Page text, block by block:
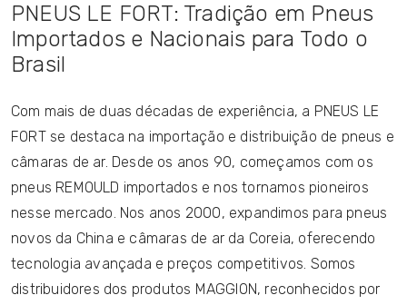
PNEUS LE FORT: Tradição em Pneus
Importados e Nacionais para Todo o
Brasil
Com mais de duas décadas de experiência, a PNEUS LE
FORT se destaca na importação e distribuição de pneus e
câmaras de ar. Desde os anos 90, começamos com os
pneus REMOULD importados e nos tornamos pioneiros
nesse mercado. Nos anos 2000, expandimos para pneus
novos da China e câmaras de ar da Coreia, oferecendo
tecnologia avançada e preços competitivos. Somos
distribuidores dos produtos MAGGION, reconhecidos por